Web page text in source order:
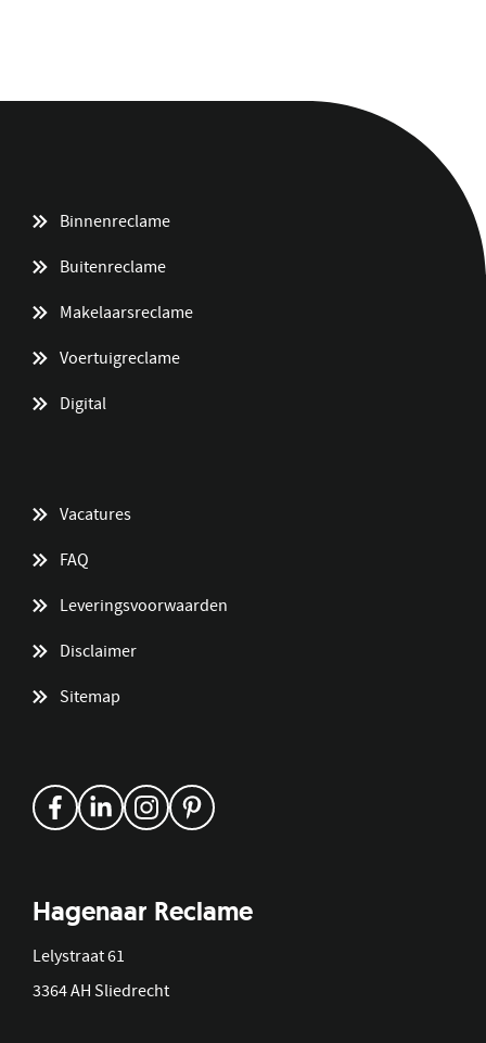
Binnenreclame
Buitenreclame
Makelaarsreclame
Voertuigreclame
Digital
Vacatures
FAQ
Leveringsvoorwaarden
Disclaimer
Sitemap
Hagenaar Reclame
Lelystraat 61
3364 AH Sliedrecht